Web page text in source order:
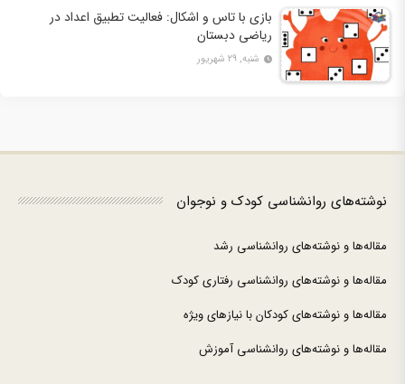
بازی با تاس و اشکال: فعالیت تطبیق اعداد در
ریاضی دبستان
شنبه, ۲۹ شهریور
نوشته‌های روانشناسی کودک و نوجوان
مقاله‌ها و نوشته‌های روانشناسی رشد
مقاله‌ها و نوشته‌های روانشناسی رفتاری کودک
مقاله‌ها و نوشته‌های کودکان با نیازهای ویژه
مقاله‌ها و نوشته‌های روانشناسی آموزش